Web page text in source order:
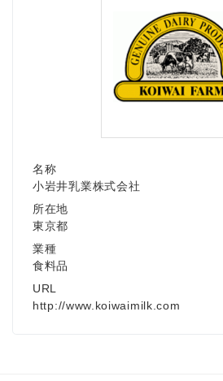
名称
小岩井乳業株式会社
所在地
東京都
業種
食料品
URL
http://www.koiwaimilk.com